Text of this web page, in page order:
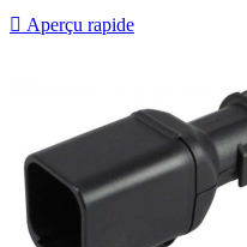
 Aperçu rapide